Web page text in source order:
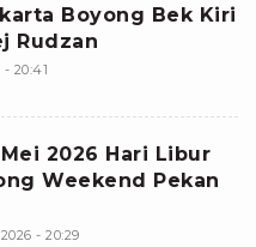
Boyong Bek Kiri
Rudzan
20:41
2026 Hari Libur
Weekend Pekan
- 20:29